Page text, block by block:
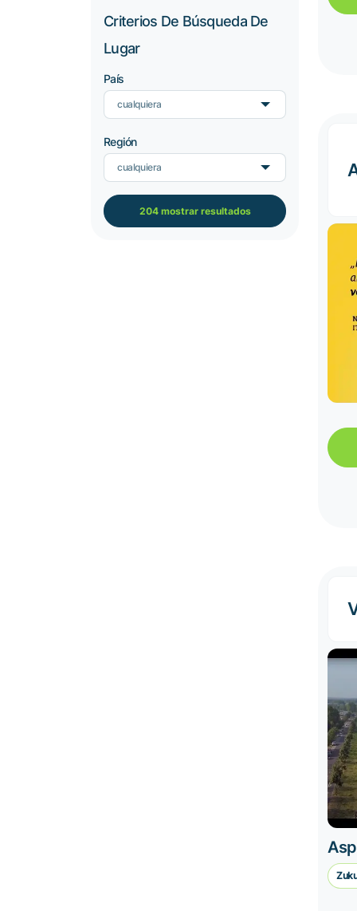
Criterios De Búsqueda De
Lugar
País
cualquiera
Región
cualquiera
204 mostrar resultados